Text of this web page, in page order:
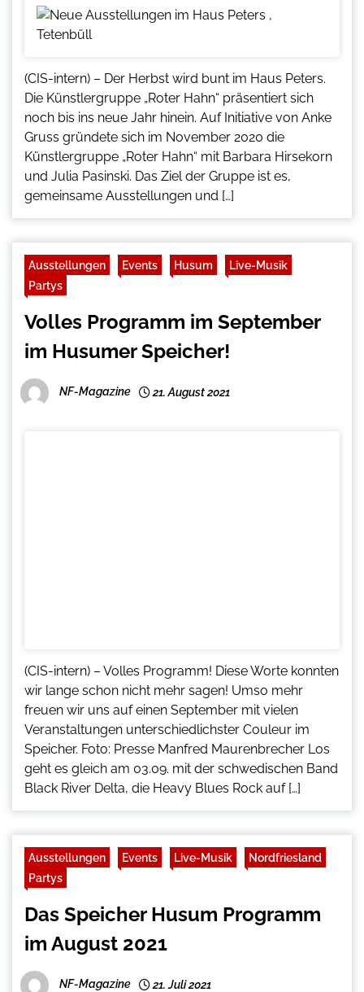
(CIS-intern) – Der Herbst wird bunt im Haus Peters.
Die Künstlergruppe „Roter Hahn“ präsentiert sich
noch bis ins neue Jahr hinein. Auf Initiative von Anke
Gruss gründete sich im November 2020 die
Künstlergruppe „Roter Hahn“ mit Barbara Hirsekorn
und Julia Pasinski. Das Ziel der Gruppe ist es,
gemeinsame Ausstellungen und […]
Ausstellungen Events Husum
Live-Musik
Partys
Volles Programm im September
im Husumer Speicher!
NF-Magazine 21. August 2021
(CIS-intern) – Volles Programm! Diese Worte konnten
wir lange schon nicht mehr sagen! Umso mehr
freuen wir uns auf einen September mit vielen
Veranstaltungen unterschiedlichster Couleur im
Speicher. Foto: Presse Manfred Maurenbrecher Los
geht es gleich am 03.09. mit der schwedischen Band
Black River Delta, die Heavy Blues Rock auf […]
Ausstellungen Events Live-Musik
Nordfriesland
Partys
Das Speicher Husum Programm
im August 2021
NF-Magazine 21. Juli 2021